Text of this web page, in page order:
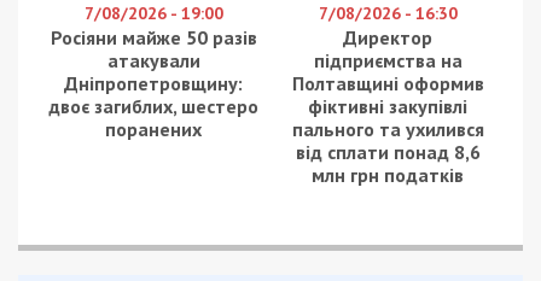
7/08/2026 - 19:00
Росіяни майже 50 разів
атакували
Дніпропетровщину:
двоє загиблих, шестеро
поранених
7/08/2026 - 16:30
Директор
підприємства на
Полтавщині оформив
фіктивні закупівлі
пального та ухилився
від сплати понад 8,6
млн грн податків